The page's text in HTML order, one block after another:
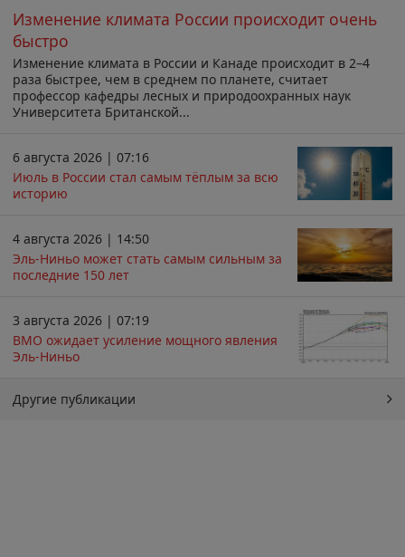
Изменение климата России происходит очень
быстро
Изменение климата в России и Канаде происходит в 2–4
раза быстрее, чем в среднем по планете, считает
профессор кафедры лесных и природоохранных наук
Университета Британской...
6 августа 2026 | 07:16
Июль в России стал самым тёплым за всю
историю
4 августа 2026 | 14:50
Эль-Ниньо может стать самым сильным за
последние 150 лет
3 августа 2026 | 07:19
ВМО ожидает усиление мощного явления
Эль-Ниньо
Другие публикации